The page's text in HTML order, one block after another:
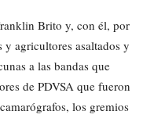
Brito y, con él, por
agricultores asaltados y
a las bandas que
de PDVSA que fueron
los gremios